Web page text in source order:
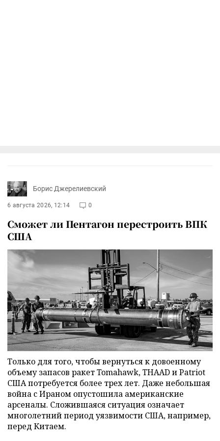
Борис Джерелиевский
6 августа 2026, 12:14 0
Сможет ли Пентагон перестроить ВПК
США
Только для того, чтобы вернуться к довоенному
объему запасов ракет Tomahawk, THAAD и Patriot
США потребуется более трех лет. Даже небольшая
война с Ираном опустошила американские
арсеналы. Сложившаяся ситуация означает
многолетний период уязвимости США, например,
перед Китаем.